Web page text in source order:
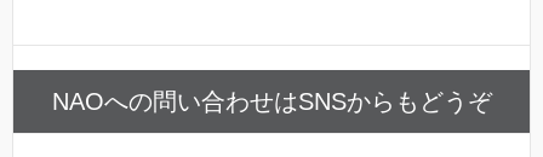
NAOへの問い合わせはSNSからもどうぞ